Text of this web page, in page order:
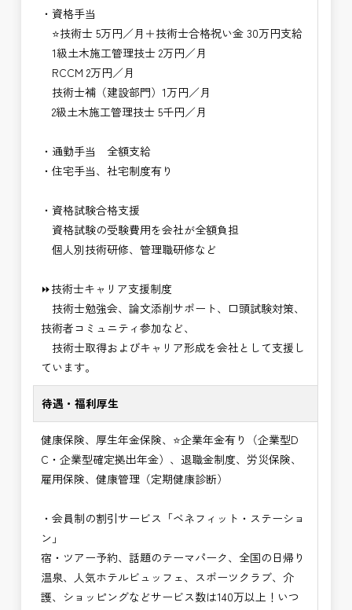
・資格手当
⭐技術士 5万円／月＋技術士合格祝い金 30万円支給
1級土木施工管理技士 2万円／月
RCCM 2万円／月
技術士補（建設部門）1万円／月
2級土木施工管理技士 5千円／月
・通勤手当 全額支給
・住宅手当、社宅制度有り
・資格試験合格支援
資格試験の受験費用を会社が全額負担
個人別技術研修、管理職研修など
⏩技術士キャリア支援制度
技術士勉強会、論文添削サポート、口頭試験対策、
技術者コミュニティ参加など、
技術士取得およびキャリア形成を会社として支援し
ています。
待遇・福利厚生
健康保険、厚生年金保険、⭐企業年金有り（企業型D
C・企業型確定拠出年金）、退職金制度、労災保険、
雇用保険、健康管理（定期健康診断）
・会員制の割引サービス「ベネフィット・ステーショ
ン」
宿・ツアー予約、話題のテーマパーク、全国の日帰り
温泉、人気ホテルビュッフェ、スポーツクラブ、介
護、ショッピングなどサービス数は140万以上！いつ